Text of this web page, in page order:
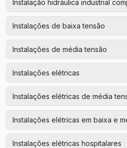
Instalação hidráulica industrial
Instalações de baixa tensão
Instalações de média tensão
Instalações elétricas
Instalações elétricas de média
Instalações elétricas em baixa e
Instalações elétricas hospitalares